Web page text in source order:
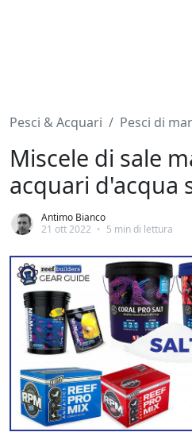
Pesci & Acquari Pesci di
Miscele di sale
acquari d'acqua
Antimo Bianco
21 ott 2022 • 5 min di lettura